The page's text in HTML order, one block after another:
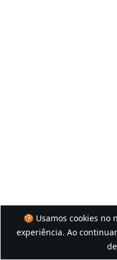
🍪 Usamos cookies no
experiência. Ao